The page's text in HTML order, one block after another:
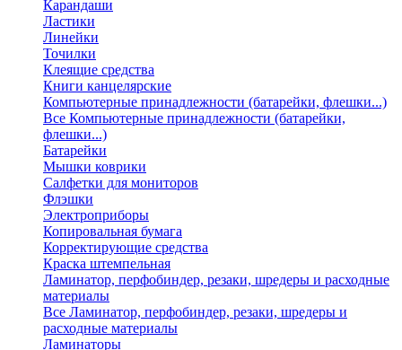
Карандаши
Ластики
Линейки
Точилки
Клеящие средства
Книги канцелярские
Компьютерные принадлежности (батарейки, флешки...)
Все Компьютерные принадлежности (батарейки,
флешки...)
Батарейки
Мышки коврики
Салфетки для мониторов
Флэшки
Электроприборы
Копировальная бумага
Корректирующие средства
Краска штемпельная
Ламинатор, перфобиндер, резаки, шредеры и расходные
материалы
Все Ламинатор, перфобиндер, резаки, шредеры и
расходные материалы
Ламинаторы